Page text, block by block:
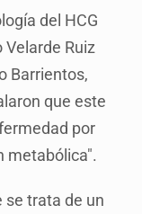
del HCG
Ruiz
Barrientos,
que este
por
metabólica".
se trata de un